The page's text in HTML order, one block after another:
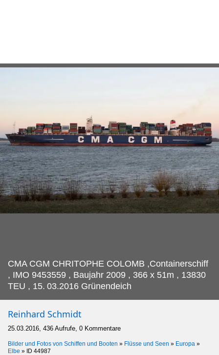
CMA CGM CHRITOPHE COLOMB ,Containerschiff
, IMO 9453559 , Baujahr 2009 , 366 x 51m , 13830
TEU , 15. 03.2016 Grünendeich
Reinhard Schmidt
25.03.2016, 436 Aufrufe, 0 Kommentare
Bilder und Fotos von Schiffen und Booten » Flüsse und Seen » Europa »
Elbe » ID 44987